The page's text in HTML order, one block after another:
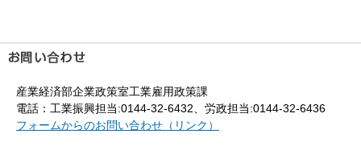
産業経済部企業政策室工業雇用政策課
電話：工業振興担当:0144-32-6432、労政担当:0144-32-6436
フォームからのお問い合わせ（リンク）